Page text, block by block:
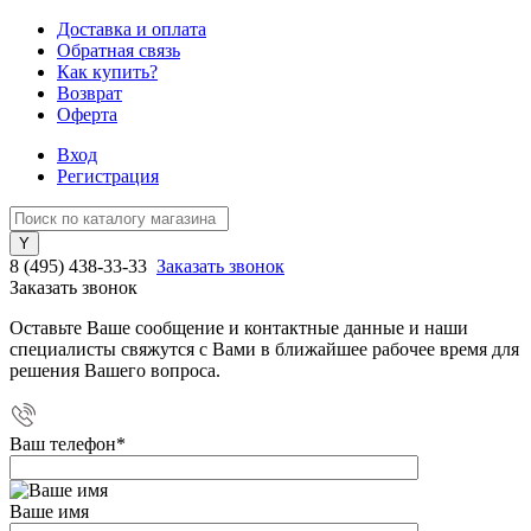
Доставка и оплата
Обратная связь
Как купить?
Возврат
Оферта
Вход
Регистрация
8 (495) 438-33-33 Заказать звонок
Заказать звонок
Оставьте Ваше сообщение и контактные данные и наши
специалисты свяжутся с Вами в ближайшее рабочее время для
решения Вашего вопроса.
Ваш телефон*
Ваше имя